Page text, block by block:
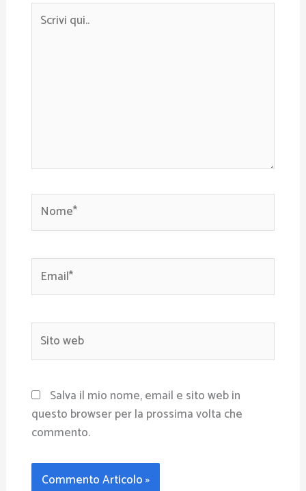
Scrivi
qui..
Nome*
web
Salva il mio nome, email e sito web in
questo browser per la prossima volta che
commento.